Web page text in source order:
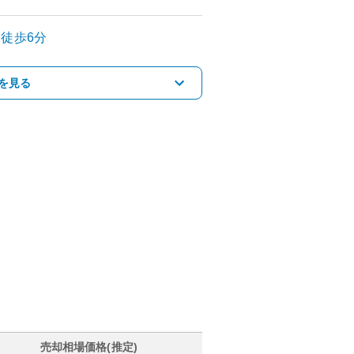
歩6分
見る
売却相場価格(推定)